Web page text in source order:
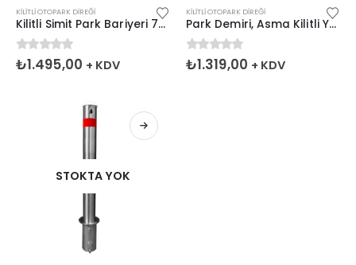
KILITLI OTOPARK DIREĞI
Kilitli Simit Park Bariyeri 70cm
0 5 üzerinden
₺1.495,00 + KDV
KILITLI OTOPARK DIREĞI
Park Demiri, Asma Kilitli Yatar U Direk (Asma Kilit Hariç)
0 5 üzerinden
₺1.319,00 + KDV
STOKTA YOK